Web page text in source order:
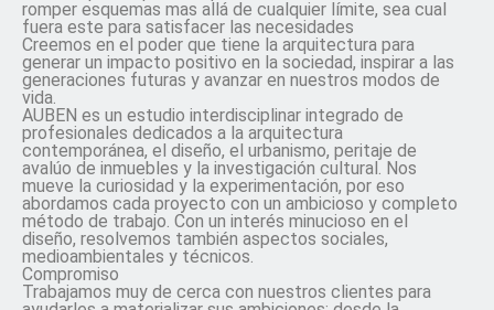
romper esquemas mas allá de cualquier límite, sea cual
fuera este para satisfacer las necesidades
Creemos en el poder que tiene la arquitectura para
generar un impacto positivo en la sociedad, inspirar a las
generaciones futuras y avanzar en nuestros modos de
vida.
AUBEN es un estudio interdisciplinar integrado de
profesionales dedicados a la arquitectura
contemporánea, el diseño, el urbanismo, peritaje de
avalúo de inmuebles y la investigación cultural. Nos
mueve la curiosidad y la experimentación, por eso
abordamos cada proyecto con un ambicioso y completo
método de trabajo. Con un interés minucioso en el
diseño, resolvemos también aspectos sociales,
medioambientales y técnicos.
Compromiso
Trabajamos muy de cerca con nuestros clientes para